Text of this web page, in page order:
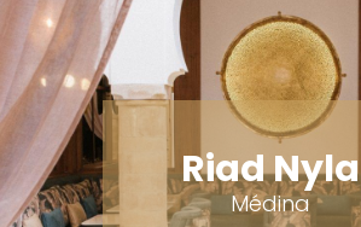
Riad Nyla
Médina